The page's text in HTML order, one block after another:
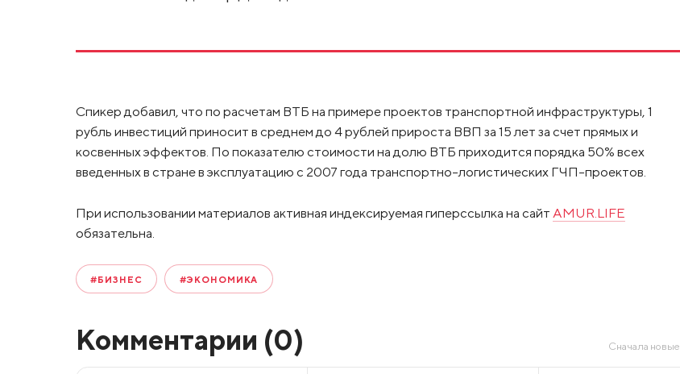
Спикер добавил, что по расчетам ВТБ на примере проектов транспортной инфраструктуры, 1
рубль инвестиций приносит в среднем до 4 рублей прироста ВВП за 15 лет за счет прямых и
косвенных эффектов. По показателю стоимости на долю ВТБ приходится порядка 50% всех
введенных в стране в эксплуатацию с 2007 года транспортно-логистических ГЧП-проектов.
При использовании материалов активная индексируемая гиперссылка на сайт AMUR.LIFE
обязательна.
#БИЗНЕС #ЭКОНОМИКА
Комментарии (0) Сначала новые